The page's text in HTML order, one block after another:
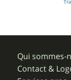
Qui sommes-
Contact &